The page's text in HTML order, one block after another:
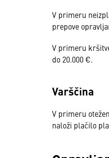
V primeru
prepove
V primeru
do 20.000 €.
Varščina
V primeru
naloži plačilo